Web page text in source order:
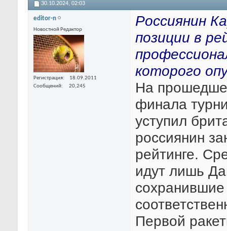
30.10.2024, 02:03
editor-n
Новостной Редактор
Регистрация
18.09.2011
Сообщений
20,245
Россиянин
позиции в
которого
На
финала
уступил
россиянин
рейтинге.
идут лишь
Первой